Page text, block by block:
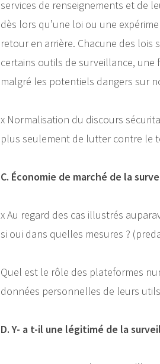
services de renseignements et de
dès lors qu’une loi ou une
retour en arrière. Chacune des lois
certains outils de surveillance, une
malgré les potentiels dangers sur
x Normalisation du discours
plus seulement de lutter contre le
C. Économie de marché de la
x Au regard des cas illustrés
si oui dans quelles mesures ?
Quel est le rôle des plateformes
données personnelles de leurs
D. Y- a t-il une légitimé de la